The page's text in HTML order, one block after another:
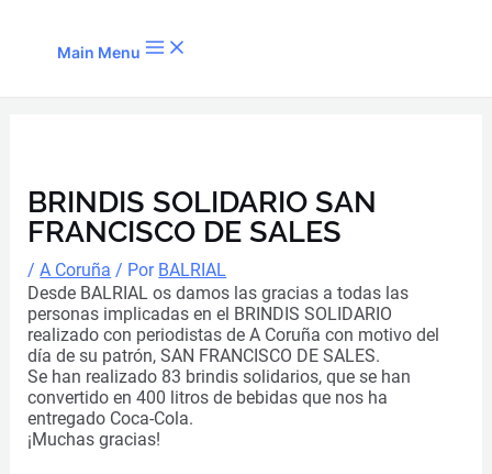
Main Menu
BRINDIS SOLIDARIO SAN
FRANCISCO DE SALES
/A Coruña / Por BALRIAL
Desde BALRIAL os damos las gracias a todas las
personas implicadas en el BRINDIS SOLIDARIO
realizado con periodistas de A Coruña con motivo del
día de su patrón, SAN FRANCISCO DE SALES.
Se han realizado 83 brindis solidarios, que se han
convertido en 400 litros de bebidas que nos ha
entregado Coca-Cola.
¡Muchas gracias!